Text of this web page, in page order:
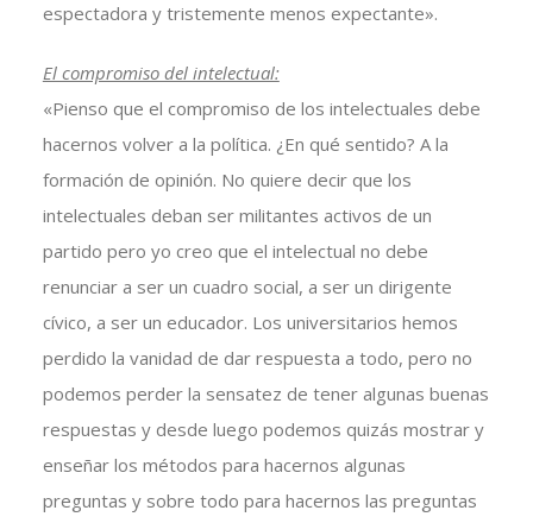
espectadora y tristemente menos expectante».
El compromiso del intelectual:
«Pienso que el compromiso de los intelectuales debe
hacernos volver a la política. ¿En qué sentido? A la
formación de opinión. No quiere decir que los
intelectuales deban ser militantes activos de un
partido pero yo creo que el intelectual no debe
renunciar a ser un cuadro social, a ser un dirigente
cívico, a ser un educador. Los universitarios hemos
perdido la vanidad de dar respuesta a todo, pero no
podemos perder la sensatez de tener algunas buenas
respuestas y desde luego podemos quizás mostrar y
enseñar los métodos para hacernos algunas
preguntas y sobre todo para hacernos las preguntas